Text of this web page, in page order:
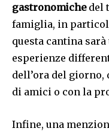
gastronomiche del
famiglia, in
questa cantina
esperienze
dell’ora del
di amici o con la
Infine, una